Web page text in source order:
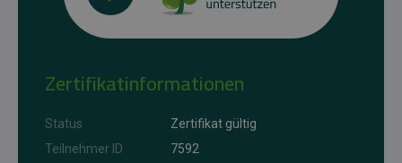
Zertifikatinformationen
Status
Zertifikat gültig
Teilnehmer ID
7592